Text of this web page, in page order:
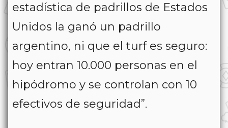
estadística de padrillos de Estados
Unidos la ganó un padrillo
argentino, ni que el turf es seguro:
hoy entran 10.000 personas en el
hipódromo y se controlan con 10
efectivos de seguridad”.